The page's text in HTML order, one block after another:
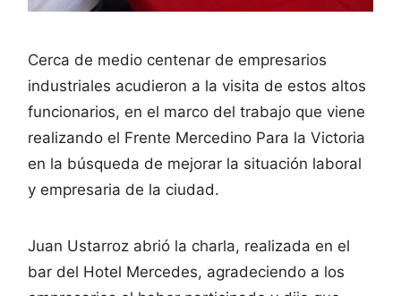
Cerca de medio centenar de empresarios
industriales acudieron a la visita de estos altos
funcionarios, en el marco del trabajo que viene
realizando el Frente Mercedino Para la Victoria
en la búsqueda de mejorar la situación laboral
y empresaria de la ciudad.
Juan Ustarroz abrió la charla, realizada en el
bar del Hotel Mercedes, agradeciendo a los